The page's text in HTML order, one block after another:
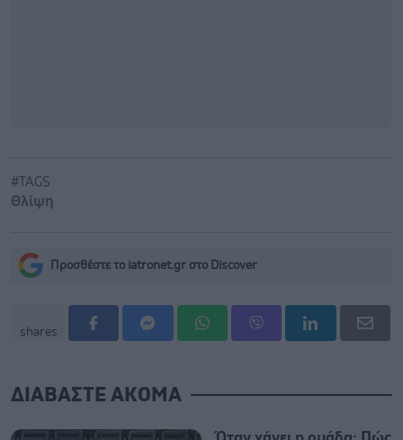
#TAGS
Θλίψη
Προσθέστε το iatronet.gr στο Discover
shares
ΔΙΑΒΑΣΤΕ ΑΚΟΜΑ